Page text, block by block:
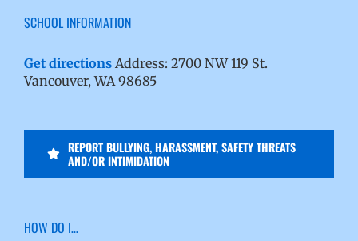
SCHOOL INFORMATION
Get directions Address: 2700 NW 119 St.
Vancouver, WA 98685
REPORT BULLYING, HARASSMENT, SAFETY THREATS
AND/OR INTIMIDATION
HOW DO I…